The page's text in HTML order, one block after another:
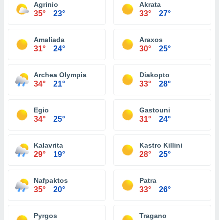
Agrinio
35° 23°
Akrata
33° 27°
Amaliada
31° 24°
Araxos
30° 25°
Archea Olympia
34° 21°
Diakopto
33° 28°
Egio
34° 25°
Gastouni
31° 24°
Kalavrita
29° 19°
Kastro Killini
28° 25°
Nafpaktos
35° 20°
Patra
33° 26°
Pyrgos Tragano